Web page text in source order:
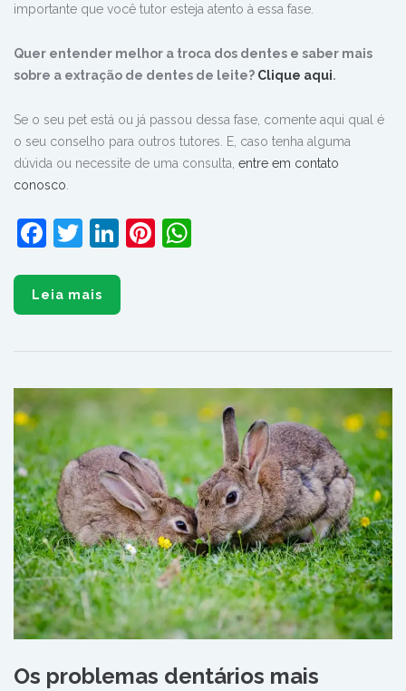
importante que você tutor esteja atento à essa fase.
Quer entender melhor a troca dos dentes e saber mais
sobre a extração de dentes de leite? Clique aqui.
Se o seu pet está ou já passou dessa fase, comente aqui qual é
o seu conselho para outros tutores. E, caso tenha alguma
dúvida ou necessite de uma consulta, entre em contato
conosco
Facebook
Twitter
LinkedIn
Pinterest
Leia mais
Os problemas dentários mais